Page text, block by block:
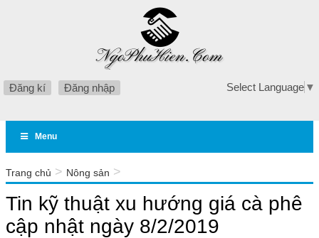
Đăng kí Đăng nhập Select Language ▼
Menu
Trang chủ > Nông sản >
Tin kỹ thuật xu hướng giá cà phê
cập nhật ngày 8/2/2019